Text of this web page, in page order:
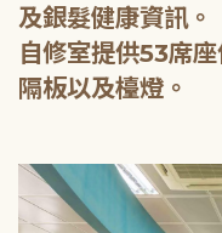
及銀髮健康資訊。
自修室提供53席